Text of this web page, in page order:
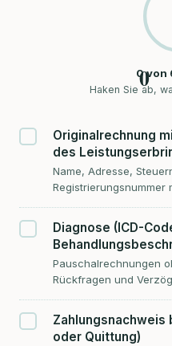
0
0von
Haken Sie ab,
Originalrechnung
des
Name, Adresse,
Registrierungsnummer
Diagnose (ICD-
Pauschalrechnungen
Rückfragen und
Zahlungsnachweis
oder Quittung)